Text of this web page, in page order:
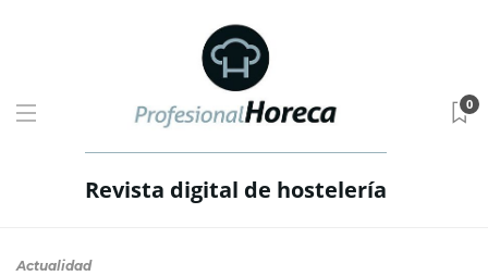
Revista digital de hostelería
0
Actualidad